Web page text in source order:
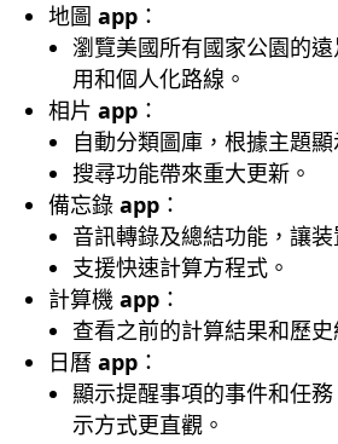
地圖 app ：
瀏覽美國所有國家公園的
用和個人化路線。
相片 app ：
自動分類圖庫，根據主題顯
搜尋功能帶來重大更新。
備忘錄 app ：
音訊轉錄及總結功能，讓
支援快速計算方程式。
計算機 app ：
查看之前的計算結果和歷史
日曆 app ：
顯示提醒事項的事件和任
示方式更直觀。